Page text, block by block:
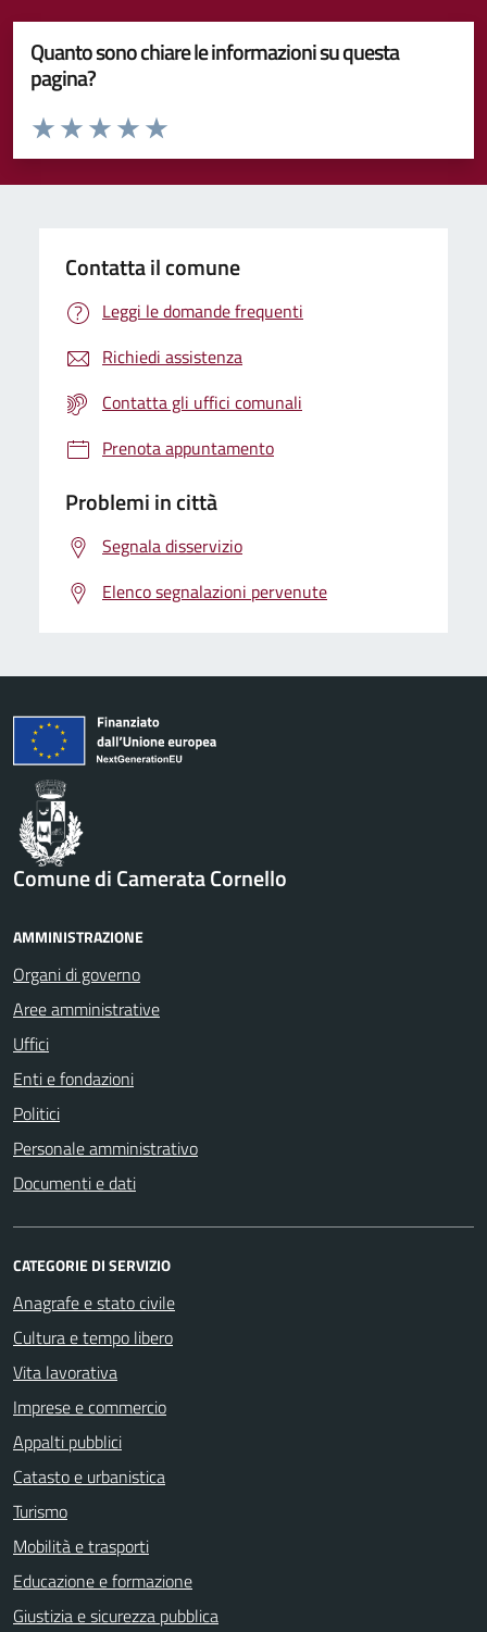
Quanto sono chiare le informazioni su questa
pagina?
Valuta da 1 a 5 stelle la pagina
Valuta 5 stelle su 5
Valuta 4 stelle su 5
Valuta 3 stelle su 5
Valuta 2 stelle su 5
Valuta 1 stelle su 5
Contatta il comune
Leggi le domande frequenti
Richiedi assistenza
Contatta gli uffici comunali
Prenota appuntamento
Problemi in città
Segnala disservizio
Elenco segnalazioni pervenute
Comune di Camerata Cornello
AMMINISTRAZIONE
Organi di governo
Aree amministrative
Uffici
Enti e fondazioni
Politici
Personale amministrativo
Documenti e dati
CATEGORIE DI SERVIZIO
Anagrafe e stato civile
Cultura e tempo libero
Vita lavorativa
Imprese e commercio
Appalti pubblici
Catasto e urbanistica
Turismo
Mobilità e trasporti
Educazione e formazione
Giustizia e sicurezza pubblica